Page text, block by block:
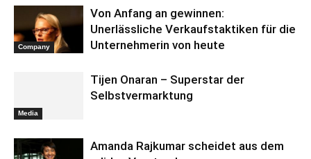
Company
Von Anfang an gewinnen:
Unerlässliche Verkaufstaktiken für die
Unternehmerin von heute
Media
Tijen Onaran – Superstar der
Selbstvermarktung
Amanda Rajkumar scheidet aus dem